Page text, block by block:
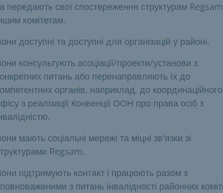
передають свої спостереження структурам
комітетам.
доступні та доступні для організацій у районі.
консультують асоціації/проекти/установи з
питань або перенаправляють їх до
органів, наприклад, до координаційного
з реалізації Конвенції ООН про права осіб з
мають соціальні мережі та міцні зв'язки зі
Regsam.
підтримують контакт і працюють разом з
з питань інвалідності районних